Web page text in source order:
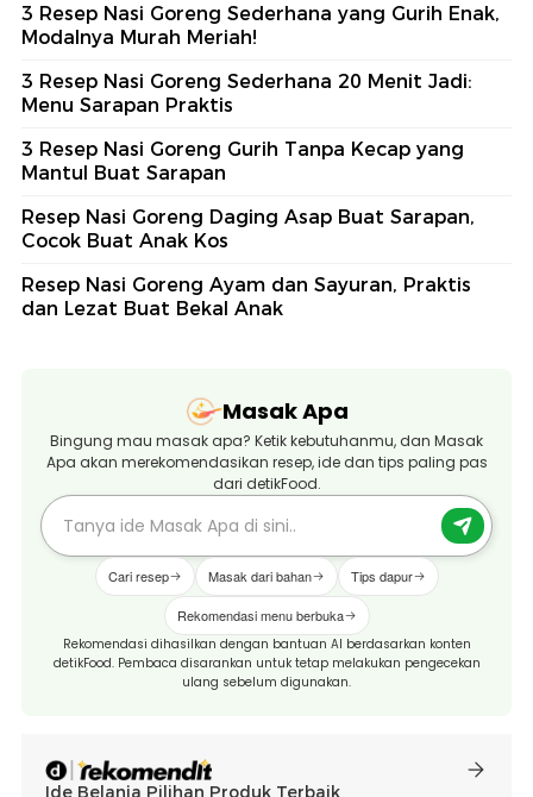
3 Resep Nasi Goreng Sederhana yang Gurih Enak,
Modalnya Murah Meriah!
3 Resep Nasi Goreng Sederhana 20 Menit Jadi:
Menu Sarapan Praktis
3 Resep Nasi Goreng Gurih Tanpa Kecap yang
Mantul Buat Sarapan
Resep Nasi Goreng Daging Asap Buat Sarapan,
Cocok Buat Anak Kos
Resep Nasi Goreng Ayam dan Sayuran, Praktis
dan Lezat Buat Bekal Anak
Masak Apa
Bingung mau masak apa? Ketik kebutuhanmu, dan Masak
Apa akan merekomendasikan resep, ide dan tips paling pas
dari detikFood.
Cari resep Masak dari bahan Tips dapur
Rekomendasi menu berbuka
Rekomendasi dihasilkan dengan bantuan AI berdasarkan konten
detikFood. Pembaca disarankan untuk tetap melakukan pengecekan
ulang sebelum digunakan.